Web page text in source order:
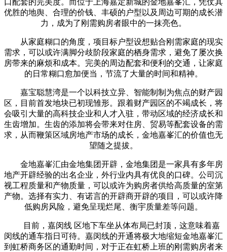
优胜的地舆、合理的价钱、丰硕的户型以及周边可期的成长潜
力，成为了刚需购房者眼中的一抹亮色。
从家庭糊口的角度，项目标户型设想贴合刚需家庭的现实
需求，可以或许满脚分歧阶段家庭的栖身需求，避免了屡次换
房带来的麻烦和成本。完美的周边配套和便利的交通，让家庭
的日常糊口愈加便当，节流了大量的时间和精神。
嘉宝聪慧湾是一个以科技立异、智能制制为焦点的财产园
区，目前首发地块已初现雏形。跟着财产园区的不竭成长，将
会吸引大量的高科技企业和人才入驻，带动区域的经济成长和
生齿增加。生齿的添加将会带来对住房、贸易等配套设备的需
求，从而鞭策区域房地产市场的成长，金地嘉峯汇的价值也无
望随之提拔。
金地嘉峯汇由金地集团开辟，金地集团是一家具有多年房
地产开辟经验的出名企业，外行业内具有优良的口碑。公司沉
视工程质量和产物质量，可以或许为购房者供给高质量的室第
产物。选择有实力、有诺言的开辟商开辟的项目，可以或许降
低购房风险，避免呈现烂尾、衡宇质量差等问题。
目前，嘉闵线 区地下车坐从体布局已封顶，这意味着嘉
闵线的通车指日可待。嘉闵线的开通将极大地缩短金地嘉峯汇
到虹桥商务区的通勤时间，对于正在虹桥上班的刚需购房者来